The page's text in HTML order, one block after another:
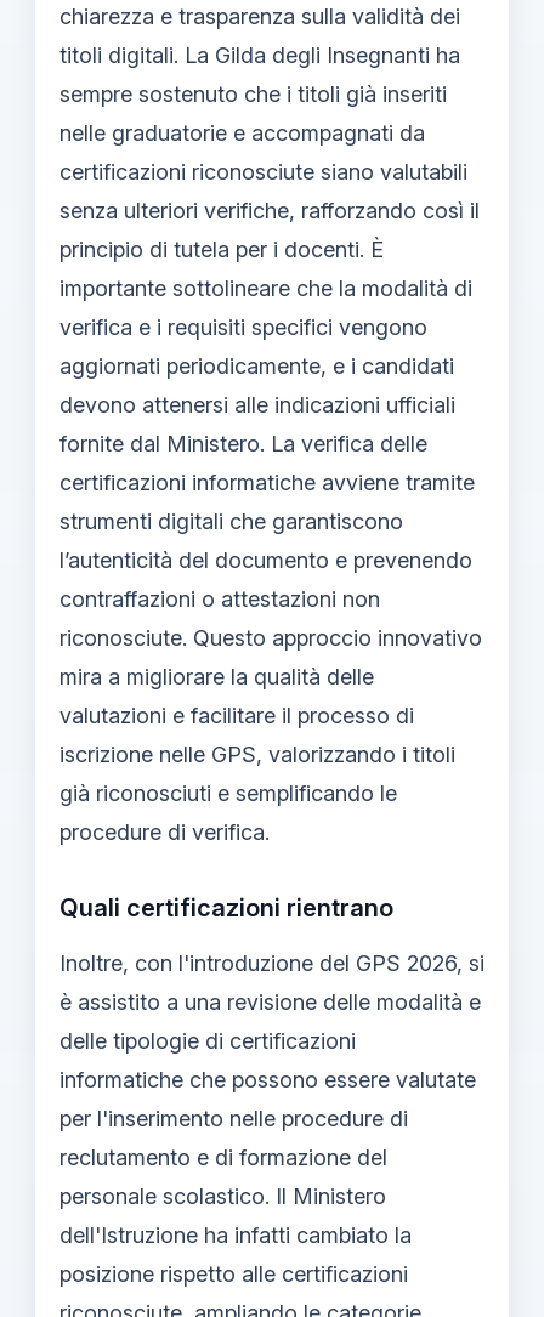
chiarezza e trasparenza sulla validità dei
titoli digitali. La Gilda degli Insegnanti ha
sempre sostenuto che i titoli già inseriti
nelle graduatorie e accompagnati da
certificazioni riconosciute siano valutabili
senza ulteriori verifiche, rafforzando così il
principio di tutela per i docenti. È
importante sottolineare che la modalità di
verifica e i requisiti specifici vengono
aggiornati periodicamente, e i candidati
devono attenersi alle indicazioni ufficiali
fornite dal Ministero. La verifica delle
certificazioni informatiche avviene tramite
strumenti digitali che garantiscono
l’autenticità del documento e prevenendo
contraffazioni o attestazioni non
riconosciute. Questo approccio innovativo
mira a migliorare la qualità delle
valutazioni e facilitare il processo di
iscrizione nelle GPS, valorizzando i titoli
già riconosciuti e semplificando le
procedure di verifica.
Quali certificazioni rientrano
Inoltre, con l'introduzione del GPS 2026, si
è assistito a una revisione delle modalità e
delle tipologie di certificazioni
informatiche che possono essere valutate
per l'inserimento nelle procedure di
reclutamento e di formazione del
personale scolastico. Il Ministero
dell'Istruzione ha infatti cambiato la
posizione rispetto alle certificazioni